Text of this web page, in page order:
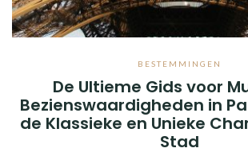
BESTEMMINGEN
De Ultieme Gids voor
Bezienswaardigheden in
de Klassieke en Unieke
Stad